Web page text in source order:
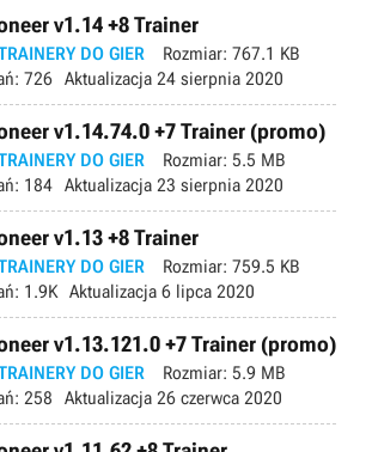
v1.14 +8 Trainer
DO GIER Rozmiar: 767.1 KB
726 Aktualizacja 24 sierpnia 2020
v1.14.74.0 +7 Trainer (promo)
DO GIER Rozmiar: 5.5 MB
184 Aktualizacja 23 sierpnia 2020
v1.13 +8 Trainer
DO GIER Rozmiar: 759.5 KB
1.9K Aktualizacja 6 lipca 2020
v1.13.121.0 +7 Trainer (promo)
DO GIER Rozmiar: 5.9 MB
258 Aktualizacja 26 czerwca 2020